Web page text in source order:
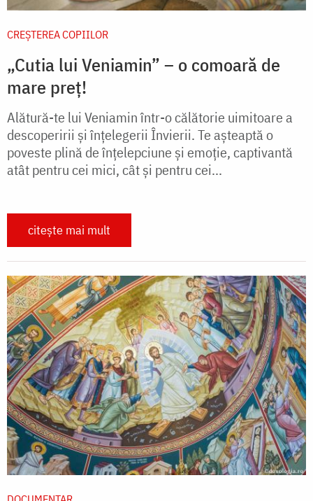
CREŞTEREA COPIILOR
„Cutia lui Veniamin” – o comoară de
mare preț!
Alătură-te lui Veniamin într-o călătorie uimitoare a
descoperirii și înțelegerii Învierii. Te așteaptă o
poveste plină de înțelepciune și emoție, captivantă
atât pentru cei mici, cât și pentru cei...
citește mai mult